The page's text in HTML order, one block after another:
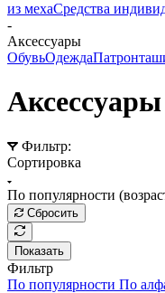
из мехаСредства
-
Аксессуары
ОбувьОдежда
Аксессуары
Фильтр:
Сортировка
По популярности
Сбросить
Показать
Фильтр
По популярности По